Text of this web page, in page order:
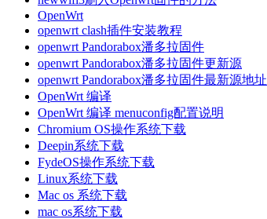
OpenWrt
openwrt clash插件安装教程
openwrt Pandorabox潘多拉固件
openwrt Pandorabox潘多拉固件更新源
openwrt Pandorabox潘多拉固件最新源地址
OpenWrt 编译
OpenWrt 编译 menuconfig配置说明
Chromium OS操作系统下载
Deepin系统下载
FydeOS操作系统下载
Linux系统下载
Mac os 系统下载
mac os系统下载